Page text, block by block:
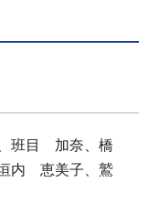
班目 加奈、橋
内 恵美子、鷲